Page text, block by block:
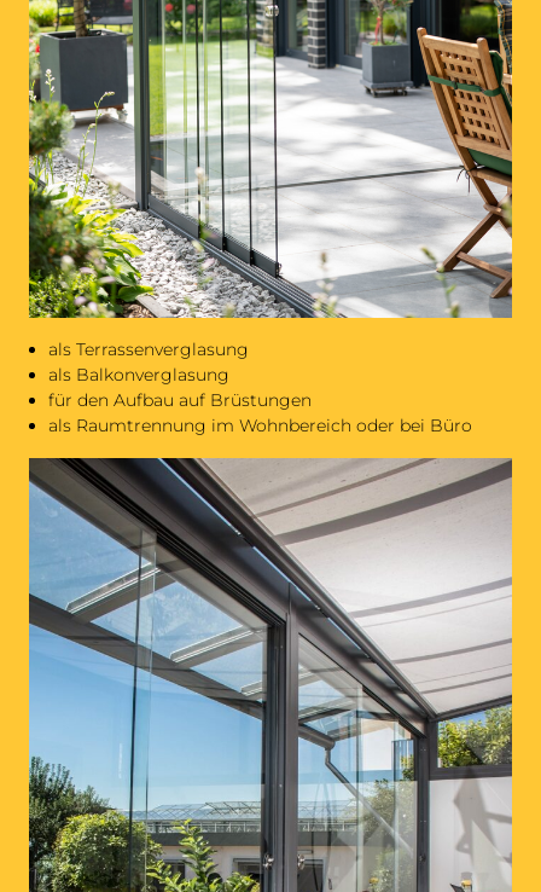
als Terrassenverglasung
als Balkonverglasung
für den Aufbau auf Brüstungen
als Raumtrennung im Wohnbereich oder bei Büro